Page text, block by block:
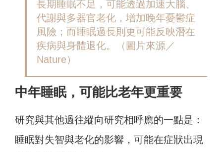
長期睡眠不足，可能透過加速大腦、
代謝與多器官老化，增加晚年憂鬱症
風險；而睡眠過長則更可能反映潛在
疾病與身體退化。（圖片來源／
Nature）
中年睡眠，可能比老年更重要
研究與其他過往縱向研究相呼應的一點是：
睡眠對失智與老化的影響，可能在症狀出現